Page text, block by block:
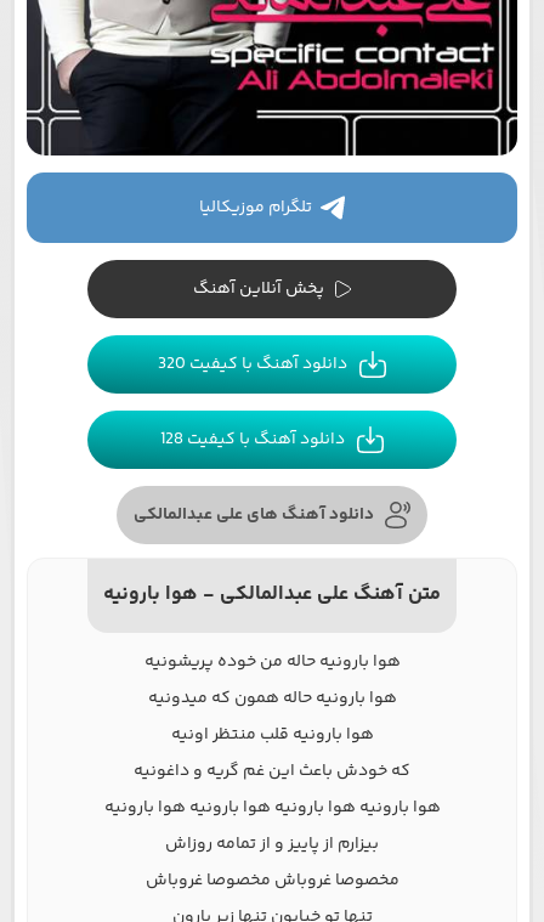
تلگرام موزیکالیا
پخش آنلاین آهنگ
دانلود آهنگ با کیفیت 320
دانلود آهنگ با کیفیت 128
دانلود آهنگ های علی عبدالمالکی
متن آهنگ علی عبدالمالکی - هوا بارونیه
هوا بارونیه حاله من خوده پریشونیه
هوا بارونیه حاله همون که میدونیه
هوا بارونیه قلب منتظر اونیه
که خودش باعث این غم گریه و داغونیه
هوا بارونیه هوا بارونیه هوا بارونیه هوا بارونیه
بیزارم از پاییز و از تمامه روزاش
مخصوصا غروباش مخصوصا غروباش
تنها تو خیابون تنها زیر بارون